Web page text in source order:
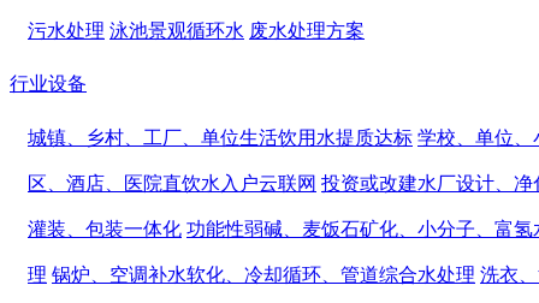
污水处理 泳池景观循环水 废水处理方案
行业设备
城镇、乡村、工厂、单位生活饮用水提质达标 学校、单位、
区、酒店、医院直饮水入户云联网 投资或改建水厂设计、净
灌装、包装一体化 功能性弱碱、麦饭石矿化、小分子、富氢
理 锅炉、空调补水软化、冷却循环、管道综合水处理 洗衣